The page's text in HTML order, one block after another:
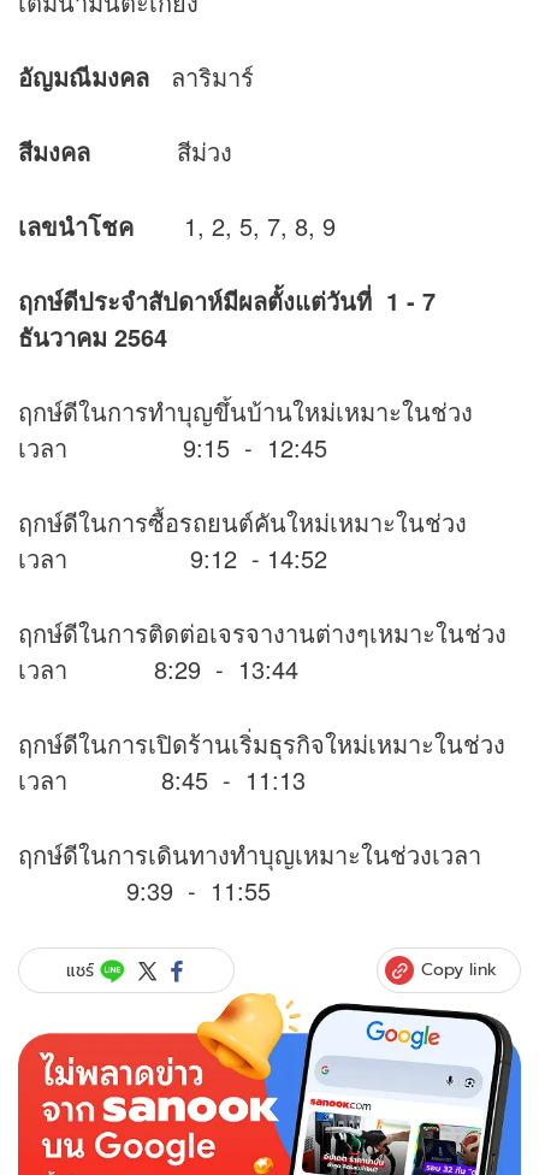
อัญมณีมงคล ลาริมาร์
สีมงคล สีม่วง
เลขนำโชค 1, 2, 5, 7, 8, 9
ฤกษ์ดีประจำสัปดาห์มีผลตั้งแต่วันที่ 1 - 7
ธันวาคม 2564
ฤกษ์ดีในการทำบุญขึ้นบ้านใหม่เหมาะในช่วง
เวลา 9:15 - 12:45
ฤกษ์ดีในการซื้อรถยนต์คันใหม่เหมาะในช่วง
เวลา 9:12 - 14:52
ฤกษ์ดีในการติดต่อเจรจางานต่างๆเหมาะในช่วง
เวลา 8:29 - 13:44
ฤกษ์ดีในการเปิดร้านเริ่มธุรกิจใหม่เหมาะในช่วง
เวลา 8:45 - 11:13
ฤกษ์ดีในการเดินทางทำบุญเหมาะในช่วงเวลา
9:39 - 11:55
แชร์ Copy link